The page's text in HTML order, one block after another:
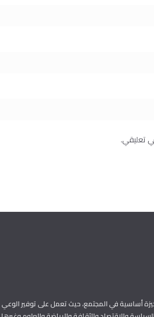
تعليقي.
أساسية في المجتمع، حيث تعمل على توفير الوعي